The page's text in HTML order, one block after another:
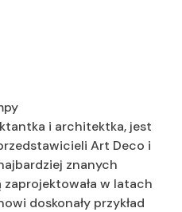
i architektka, jest
Art Deco i
znanych
w latach
doskonały przykład